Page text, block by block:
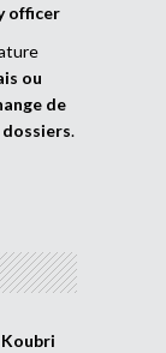
officer
ou
de
.
Koubri